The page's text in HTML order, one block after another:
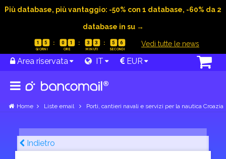
Più database, più vantaggio: -50% con 1 database, -60% da 2
database in su →
1 5 0 1 3 3 5 5 Vedi tutte le news
Area riservata IT EUR
Home Liste email Porti, cantieri navali e servizi per la nautica Croazia
Indietro